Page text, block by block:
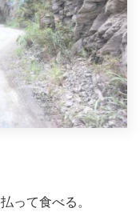
って食べる。